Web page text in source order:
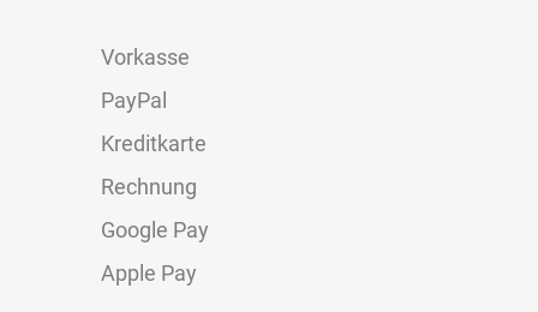
Vorkasse
PayPal
Kreditkarte
Rechnung
Google Pay
Apple Pay